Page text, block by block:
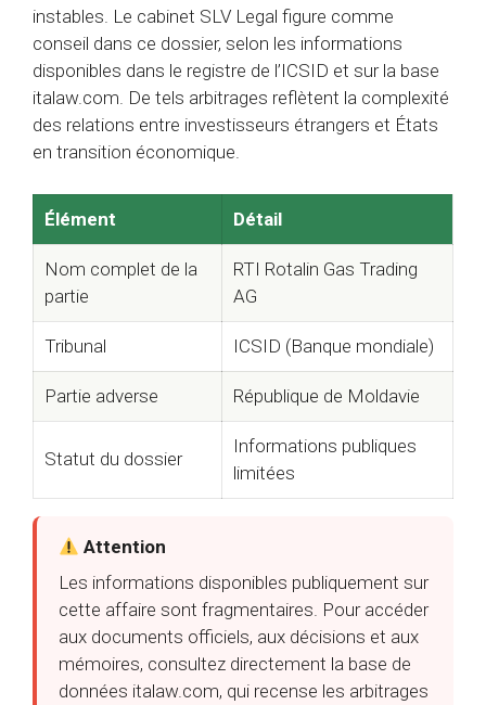
instables. Le cabinet SLV Legal figure comme
conseil dans ce dossier, selon les informations
disponibles dans le registre de l’ICSID et sur la base
italaw.com. De tels arbitrages reflètent la complexité
des relations entre investisseurs étrangers et États
en transition économique.
Élément Détail
Nom complet de la
partie
RTI Rotalin Gas Trading
AG
Tribunal ICSID (Banque mondiale)
Partie adverse République de Moldavie
Statut du dossier
Informations publiques
limitées
Attention
Les informations disponibles publiquement sur
cette affaire sont fragmentaires. Pour accéder
aux documents officiels, aux décisions et aux
mémoires, consultez directement la base de
données italaw.com, qui recense les arbitrages